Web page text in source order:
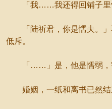
「我……我还得回铺子里
「陆祈君，你是懦夫。」
低斥。
「……」是，他是懦弱，
婚姻，一纸和离书已然结